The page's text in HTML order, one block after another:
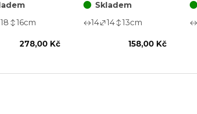
18 16cm
278,00 Kč
Skladem
14
14 13cm
158,00 Kč